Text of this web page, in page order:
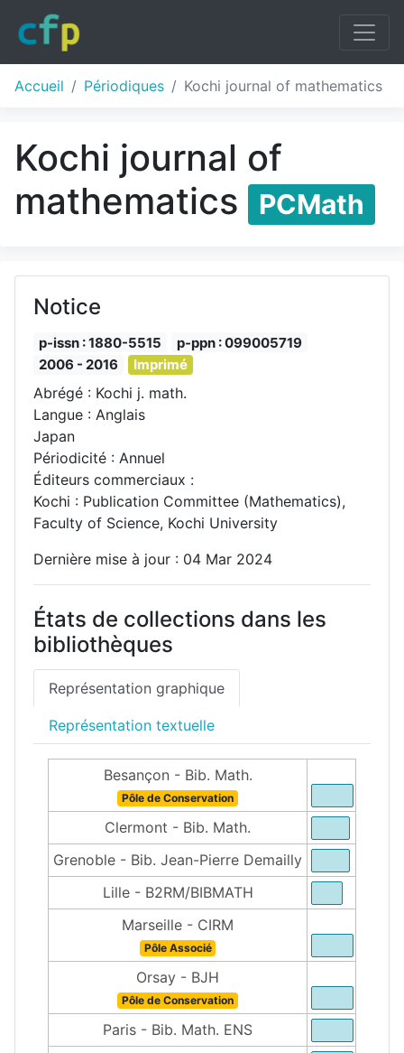
Accueil Périodiques Kochi journal of mathematics
Kochi journal of
mathematics
PCMath
Notice
p-issn : 1880-5515
p-ppn : 099005719
2006 - 2016
Imprimé
Abrégé : Kochi j. math.
Langue : Anglais
Japan
Périodicité : Annuel
Éditeurs commerciaux :
Kochi : Publication Committee (Mathematics),
Faculty of Science, Kochi University
Dernière mise à jour : 04 Mar 2024
États de collections dans les
bibliothèques
Représentation graphique
Représentation textuelle
Besançon - Bib. Math.
Pôle de Conservation
Clermont - Bib. Math.
Grenoble - Bib. Jean-Pierre Demailly
Lille - B2RM/BIBMATH
Marseille - CIRM
Pôle Associé
Orsay - BJH
Pôle de Conservation
Paris - Bib. Math. ENS